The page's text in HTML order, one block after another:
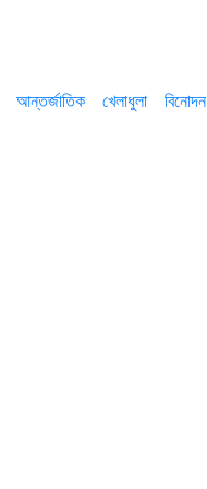
আন্তর্জাতিক খেলাধুলা বিনোদন